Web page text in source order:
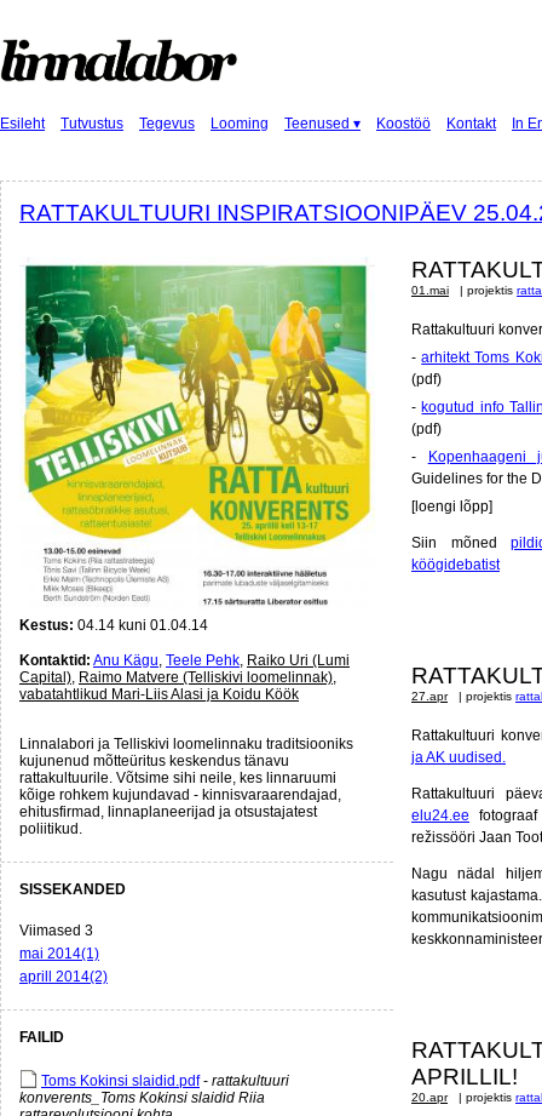
Esileht Tutvustus Tegevus Looming Teenused ▾ Koostöö Kontakt In
RATTAKULTUURI INSPIRATSIOONIPÄEV
Kestus: 04.14 kuni 01.04.14
Kontaktid: Anu Kägu, Teele Pehk, Raiko Uri (Lumi
Capital), Raimo Matvere (Telliskivi loomelinnak),
vabatahtlikud Mari-Liis Alasi ja Koidu Köök
Linnalabori ja Telliskivi loomelinnaku traditsiooniks
kujunenud mõtteüritus keskendus tänavu
rattakultuurile. Võtsime sihi neile, kes linnaruumi
kõige rohkem kujundavad - kinnisvaraarendajad,
ehitusfirmad, linnaplaneerijad ja otsustajatest
poliitikud.
SISSEKANDED
Viimased 3
mai 2014(1)
aprill 2014(2)
FAILID
Toms Kokinsi slaidid.pdf- rattakultuuri
konverents_Toms Kokinsi slaidid Riia
01.mai | projektis
Rattakultuuri
-arhitekt Toms
(pdf)
- kogutud info
(pdf)
-
Kopenhaageni
Guidelines for the
[loengi lõpp]
Siin mõned
köögidebatist
27.apr| projektis
Rattakultuuri
ja AK uudised.
Rattakultuuri
elu24.ee
režissööri Jaan
Nagu nädal
kasutust
APRILLIL!
20.apr| projektis